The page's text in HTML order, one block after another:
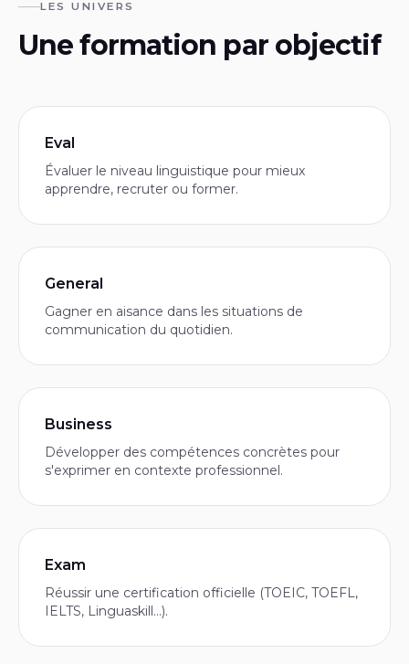
LES UNIVERS
Une formation par objectif
Eval
Évaluer le niveau linguistique pour mieux
apprendre, recruter ou former.
General
Gagner en aisance dans les situations de
communication du quotidien.
Business
Développer des compétences concrètes pour
s'exprimer en contexte professionnel.
Exam
Réussir une certification officielle (TOEIC, TOEFL,
IELTS, Linguaskill…).